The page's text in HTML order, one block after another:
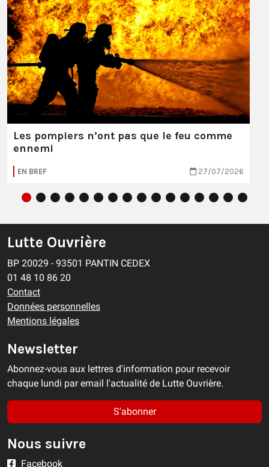
Les pompiers n’ont pas que le feu comme
ennemi
EN BREF 27/07/2026
Lutte Ouvrière
BP 20029 - 93501 PANTIN CEDEX
01 48 10 86 20
Contact
Données personnelles
Mentions légales
Newsletter
Abonnez-vous aux lettres d'information pour recevoir
chaque lundi par email l'actualité de Lutte Ouvrière.
S'abonner
Nous suivre
Facebook